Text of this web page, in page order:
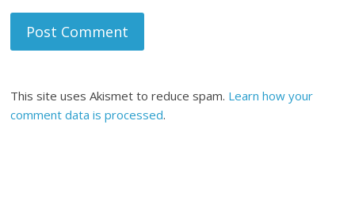
This site uses Akismet to reduce spam. Learn how your
comment data is processed.